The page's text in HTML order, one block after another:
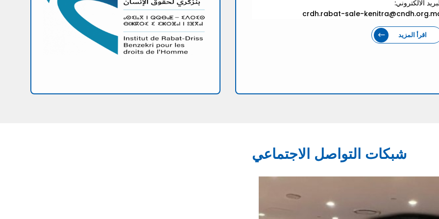
الالكتروني:
crdh.rabat-sale-
اقرأ المزيد
شبكات التواصل الاجتماعي